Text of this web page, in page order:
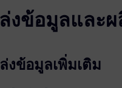
งข้อมูลและ
ข้อมูลเพิ่มเติม